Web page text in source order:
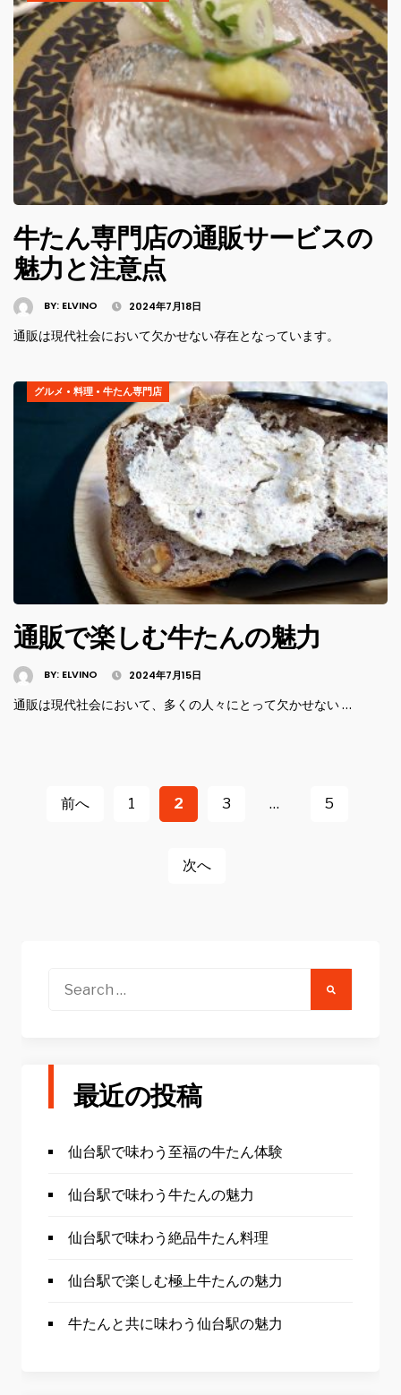
牛たん専門店の通販サービスの
魅力と注意点
BY: ELVINO 2024年7月18日
通販は現代社会において欠かせない存在となっています。
グルメ • 料理 • 牛たん専門店
通販で楽しむ牛たんの魅力
BY: ELVINO 2024年7月15日
通販は現代社会において、多くの人々にとって欠かせない …
前へ 1 2 3 … 5
次へ
Search
最近の投稿
仙台駅で味わう至福の牛たん体験
仙台駅で味わう牛たんの魅力
仙台駅で味わう絶品牛たん料理
仙台駅で楽しむ極上牛たんの魅力
牛たんと共に味わう仙台駅の魅力